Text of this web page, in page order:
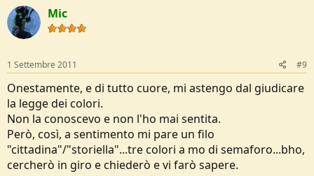
Mic
1 Settembre 2011 #9
Onestamente, e di tutto cuore, mi astengo dal giudicare
la legge dei colori.
Non la conoscevo e non l'ho mai sentita.
Però, così, a sentimento mi pare un filo
"cittadina"/"storiella"...tre colori a mo di semaforo...bho,
cercherò in giro e chiederò e vi farò sapere.